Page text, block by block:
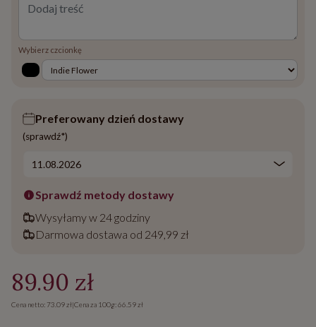
Wybierz czcionkę
Preferowany dzień dostawy
(sprawdź*)
Sprawdź metody dostawy
Wysyłamy w 24 godziny
Darmowa dostawa od 249,99 zł
89.90 zł
Cena netto: 73.09 zł|Cena za 100g: 66.59 zł